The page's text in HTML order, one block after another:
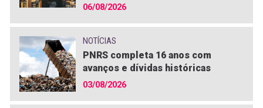
06/08/2026
NOTÍCIAS
PNRS completa 16 anos com
avanços e dívidas históricas
03/08/2026